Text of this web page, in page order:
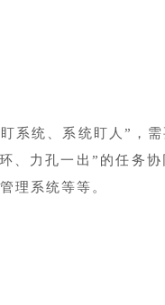
系统、系统盯人”，需
、力孔一出”的任务协
理系统等等。